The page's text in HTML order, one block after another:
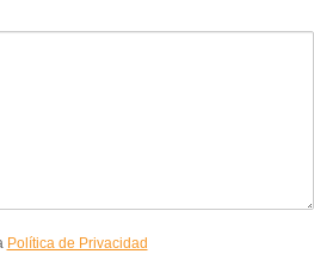
Política de Privacidad